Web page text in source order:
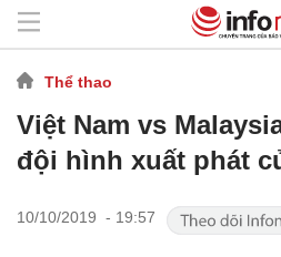
Thể thao
Việt Nam vs
đội hình xuất phát
10/10/2019 - 19:57